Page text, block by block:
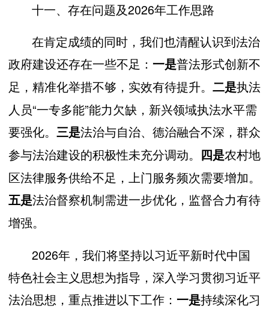
十一、存在问题及2026年工作思路
在肯定成绩的同时，我们也清醒认识到法治
政府建设还存在一些不足： 一是普法形式创新不
足，精准化举措不够，实效有待提升。 二是执法
人员“一专多能”能力欠缺，新兴领域执法水平需
要强化。 三是法治与自治、德治融合不深，群众
参与法治建设的积极性未充分调动。 四是农村地
区法律服务供给不足，上门服务频次需要增加。
五是法治督察机制需进一步优化，监督合力有待
增强。
2026年，我们将坚持以习近平新时代中国
特色社会主义思想为指导，深入学习贯彻习近平
法治思想，重点推进以下工作： 一是持续深化习